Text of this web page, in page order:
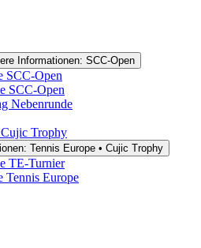
Informationen: SCC-Open
SCC-Open
SCC-Open
Nebenrunde
Trophy
Tennis Europe • Cujic Trophy
TE-Turnier
Tennis Europe